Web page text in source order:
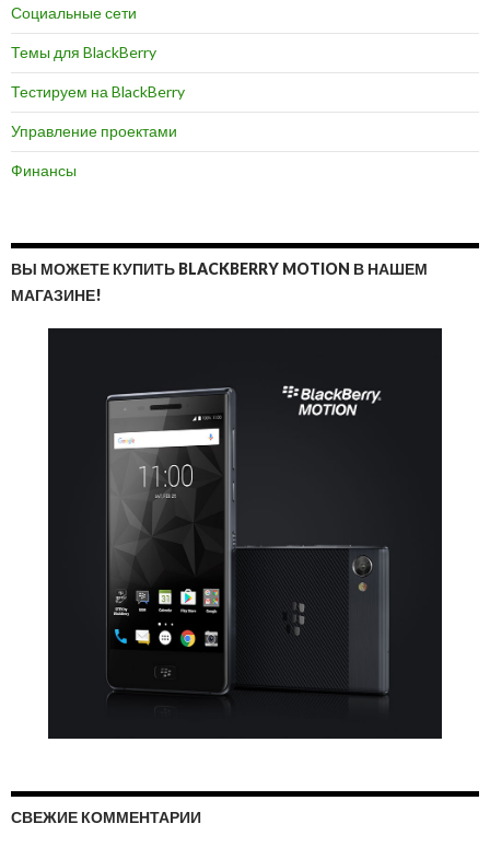
Социальные сети
Темы для BlackBerry
Тестируем на BlackBerry
Управление проектами
Финансы
ВЫ МОЖЕТЕ КУПИТЬ BLACKBERRY MOTION В НАШЕМ
МАГАЗИНЕ!
СВЕЖИЕ КОММЕНТАРИИ